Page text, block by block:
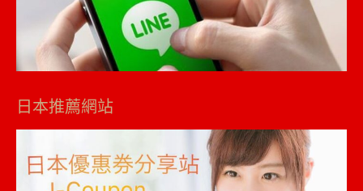
日本推薦網站